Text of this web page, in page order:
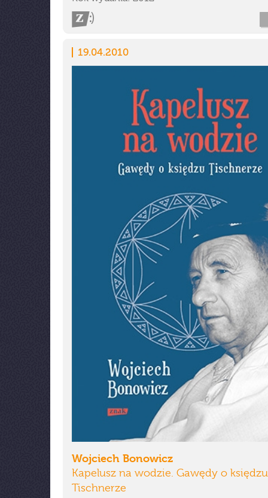
19.04.2010
Wojciech Bonowicz
Kapelusz na wodzie. Gawędy o księdzu
Tischnerze